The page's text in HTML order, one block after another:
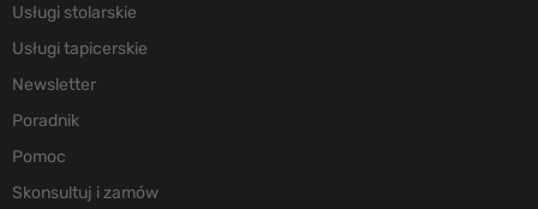
Usługi stolarskie
Usługi tapicerskie
Newsletter
Poradnik
Pomoc
Skonsultuj i zamów